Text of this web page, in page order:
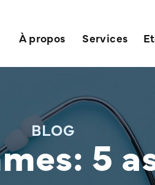
À propos Services
BLOG
5